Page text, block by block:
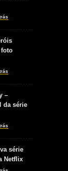
foto
–
da série
série
Netflix